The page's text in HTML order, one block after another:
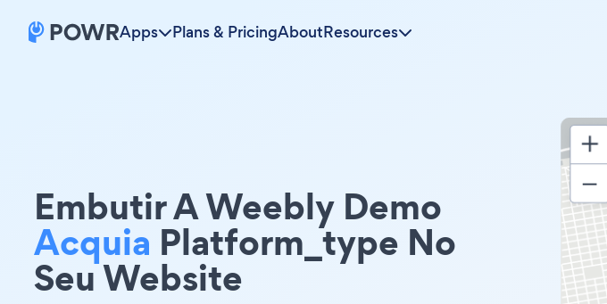
Apps Plans & PricingAboutResources
Embutir A Weebly Demo
Acquia Platform_type No
Seu Website